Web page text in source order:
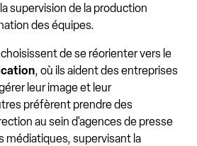
supervision de la production
des équipes.
de se réorienter vers le
, où ils aident des entreprises
leur image et leur
préfèrent prendre des
au sein d'agences de presse
médiatiques, supervisant la